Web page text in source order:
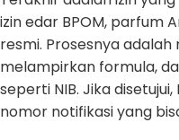
izin edar BPOM, parfum
resmi. Prosesnya
melampirkan formula,
seperti NIB. Jika
nomor notifikasi yang